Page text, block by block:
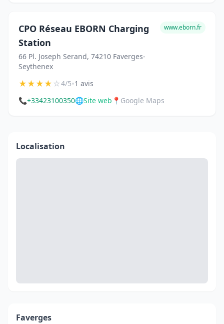
CPO Réseau EBORN Charging
Station
66 Pl. Joseph Serand, 74210 Faverges-
Seythenex
www.eborn.fr
★★★★☆4/5•1 avis
📞+33423100350🌐Site web 📍 Google Maps
Localisation
Faverges